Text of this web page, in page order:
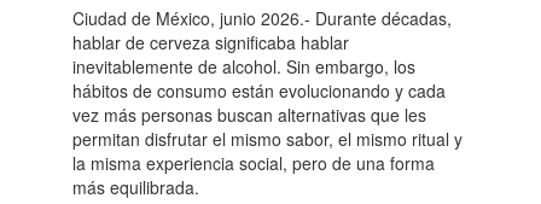
Ciudad de México, junio 2026.- Durante décadas,
hablar de cerveza significaba hablar
inevitablemente de alcohol. Sin embargo, los
hábitos de consumo están evolucionando y cada
vez más personas buscan alternativas que les
permitan disfrutar el mismo sabor, el mismo ritual y
la misma experiencia social, pero de una forma
más equilibrada.